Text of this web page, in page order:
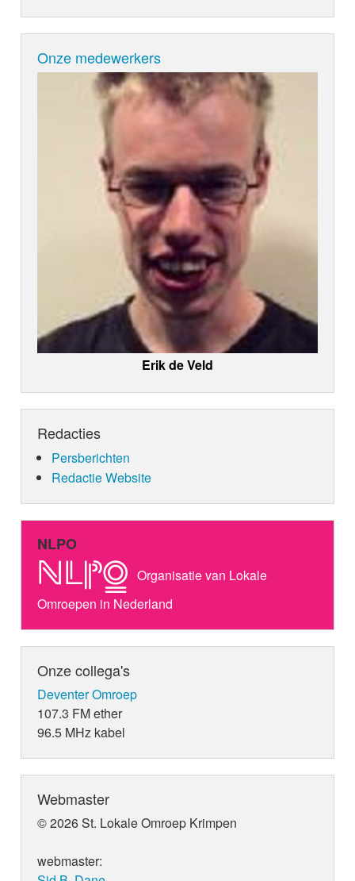
Onze medewerkers
Erik de Veld
Redacties
Persberichten
Redactie Website
NLPO
Organisatie van Lokale
Omroepen in Nederland
Onze collega's
Deventer Omroep
107.3 FM ether
96.5 MHz kabel
Webmaster
© 2026 St. Lokale Omroep Krimpen
webmaster: